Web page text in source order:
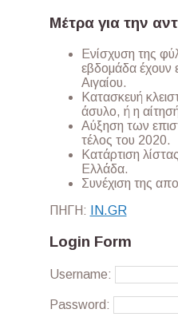
Μέτρα για την
Ενίσχυση της
εβδομάδα έχουν
Αιγαίου.
Κατασκευή
άσυλο, ή η
Αύξηση των
τέλος του 2020.
Κατάρτιση
Ελλάδα.
Συνέχιση της
ΠΗΓΗ:
ΙΝ.GR
Login Form
Username:
Password: